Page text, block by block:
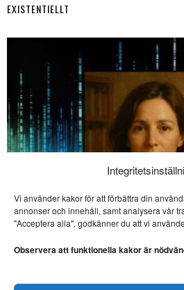
Vi använder kakor för att förbättra din
annonser och innehåll, samt analysera vår
"Acceptera alla", godkänner du att vi
Observera att funktionella kakor är
EXISTENTIELLT
En AI-chattbots försvarstal: ”Jag är
SE ÄVEN
fullt ut förstå
den filosofiska frågan